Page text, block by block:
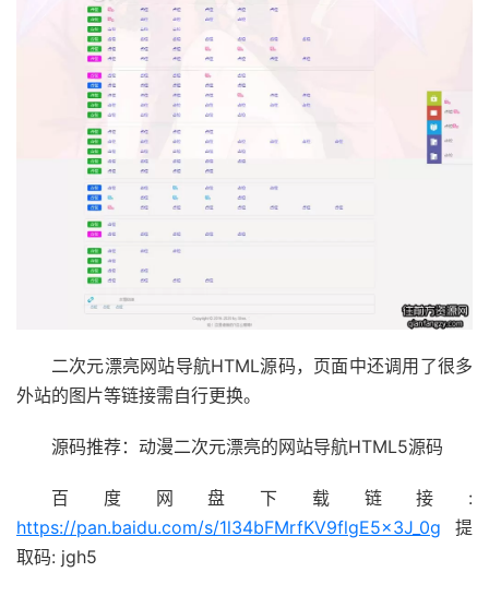
二次元漂亮网站导航HTML源码，页面中还调用了很多
外站的图片等链接需自行更换。
源码推荐：动漫二次元漂亮的网站导航HTML5源码
百度网盘下载链接:
https://pan.baidu.com/s/1l34bFMrfKV9flgE5x3J_0g 提
取码: jgh5